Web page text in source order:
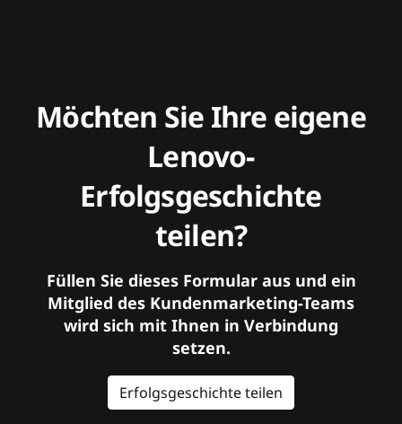
Möchten Sie Ihre eigene
Lenovo-
Erfolgsgeschichte
teilen?
Füllen Sie dieses Formular aus und ein
Mitglied des Kundenmarketing-Teams
wird sich mit Ihnen in Verbindung
setzen.
Erfolgsgeschichte teilen